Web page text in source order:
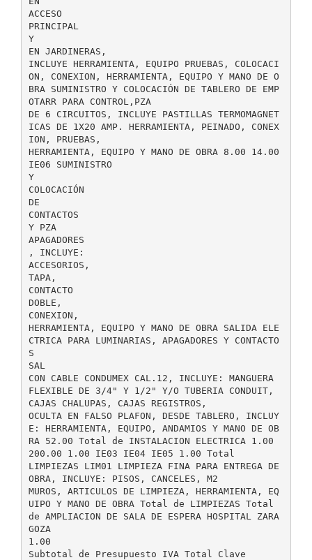
ACCESO
PRINCIPAL
Y
EN JARDINERAS,
INCLUYE HERRAMIENTA, EQUIPO PRUEBAS, COLOCACI
ON, CONEXION, HERRAMIENTA, EQUIPO Y MANO DE O
BRA SUMINISTRO Y COLOCACIÓN DE TABLERO DE EMP
OTARR PARA CONTROL,PZA
DE 6 CIRCUITOS, INCLUYE PASTILLAS TERMOMAGNET
ICAS DE 1X20 AMP. HERRAMIENTA, PEINADO, CONEX
ION, PRUEBAS,
HERRAMIENTA, EQUIPO Y MANO DE OBRA 8.00 14.00
IE06 SUMINISTRO
Y
COLOCACIÓN
DE
CONTACTOS
Y PZA
APAGADORES
, INCLUYE:
ACCESORIOS,
TAPA,
CONTACTO
DOBLE,
CONEXION,
HERRAMIENTA, EQUIPO Y MANO DE OBRA SALIDA ELE
CTRICA PARA LUMINARIAS, APAGADORES Y CONTACTO
S
SAL
CON CABLE CONDUMEX CAL.12, INCLUYE: MANGUERA
FLEXIBLE DE 3/4" Y 1/2" Y/O TUBERIA CONDUIT,
CAJAS CHALUPAS, CAJAS REGISTROS,
OCULTA EN FALSO PLAFON, DESDE TABLERO, INCLUY
E: HERRAMIENTA, EQUIPO, ANDAMIOS Y MANO DE OB
RA 52.00 Total de INSTALACION ELECTRICA 1.00
200.00 1.00 IE03 IE04 IE05 1.00 Total
LIMPIEZAS LIM01 LIMPIEZA FINA PARA ENTREGA DE
OBRA, INCLUYE: PISOS, CANCELES, M2
MUROS, ARTICULOS DE LIMPIEZA, HERRAMIENTA, EQ
UIPO Y MANO DE OBRA Total de LIMPIEZAS Total
de AMPLIACION DE SALA DE ESPERA HOSPITAL ZARA
GOZA
1.00
Subtotal de Presupuesto IVA Total Clave